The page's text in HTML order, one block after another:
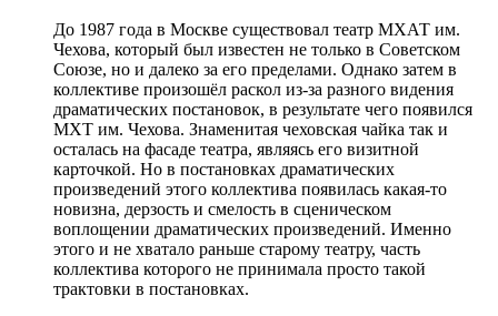
До 1987 года в Москве существовал театр МХАТ им.
Чехова, который был известен не только в Советском
Союзе, но и далеко за его пределами. Однако затем в
коллективе произошёл раскол из-за разного видения
драматических постановок, в результате чего появился
МХТ им. Чехова. Знаменитая чеховская чайка так и
осталась на фасаде театра, являясь его визитной
карточкой. Но в постановках драматических
произведений этого коллектива появилась какая-то
новизна, дерзость и смелость в сценическом
воплощении драматических произведений. Именно
этого и не хватало раньше старому театру, часть
коллектива которого не принимала просто такой
трактовки в постановках.